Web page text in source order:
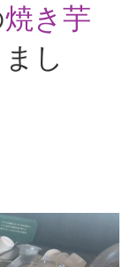
焼き芋
し